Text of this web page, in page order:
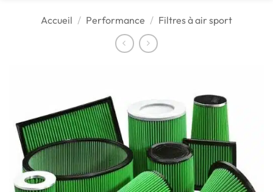
Accueil / Performance / Filtres à air sport